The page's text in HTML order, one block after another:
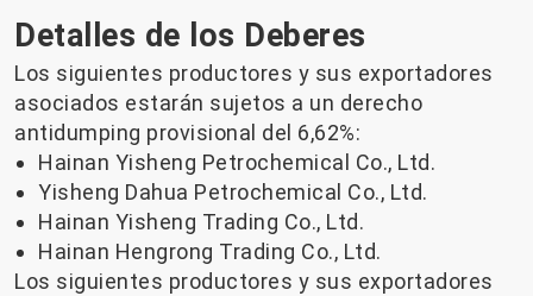
Detalles de los Deberes
Los siguientes productores y sus exportadores
asociados estarán sujetos a un derecho
antidumping provisional del 6,62%:
Hainan Yisheng Petrochemical Co., Ltd.
Yisheng Dahua Petrochemical Co., Ltd.
Hainan Yisheng Trading Co., Ltd.
Hainan Hengrong Trading Co., Ltd.
Los siguientes productores y sus exportadores